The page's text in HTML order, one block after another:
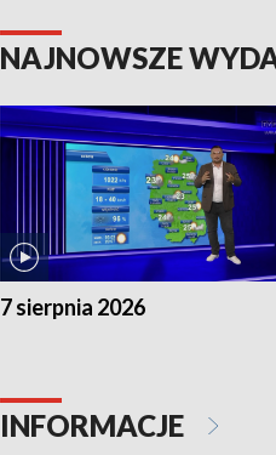
NAJNOWSZE
7 sierpnia 2026
INFORMACJE